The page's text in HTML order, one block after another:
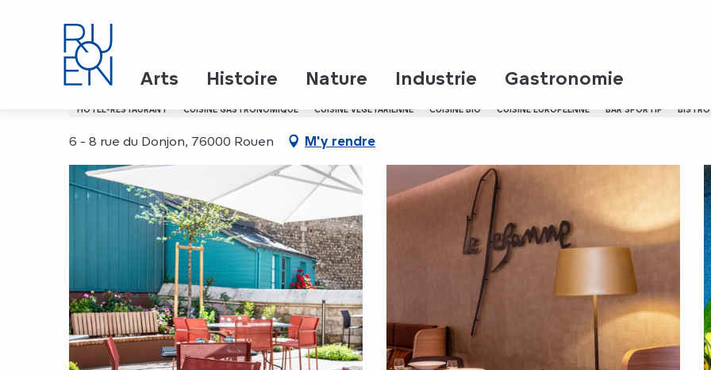
Arts Histoire Nature Industrie Gastronomie
Le Jehanne
HÔTEL-RESTAURANT CUISINE GASTRONOMIQUE CUISINE VÉGÉTARIENNE CUISINE BIO CUISINE EUROPÉENNE BAR SPORTIF
6 - 8 rue du Donjon, 76000 Rouen M'y rendre